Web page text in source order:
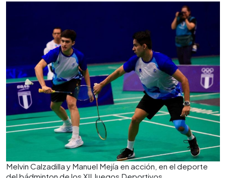
Melvin Calzadilla y Manuel Mejía en acción, en el deporte